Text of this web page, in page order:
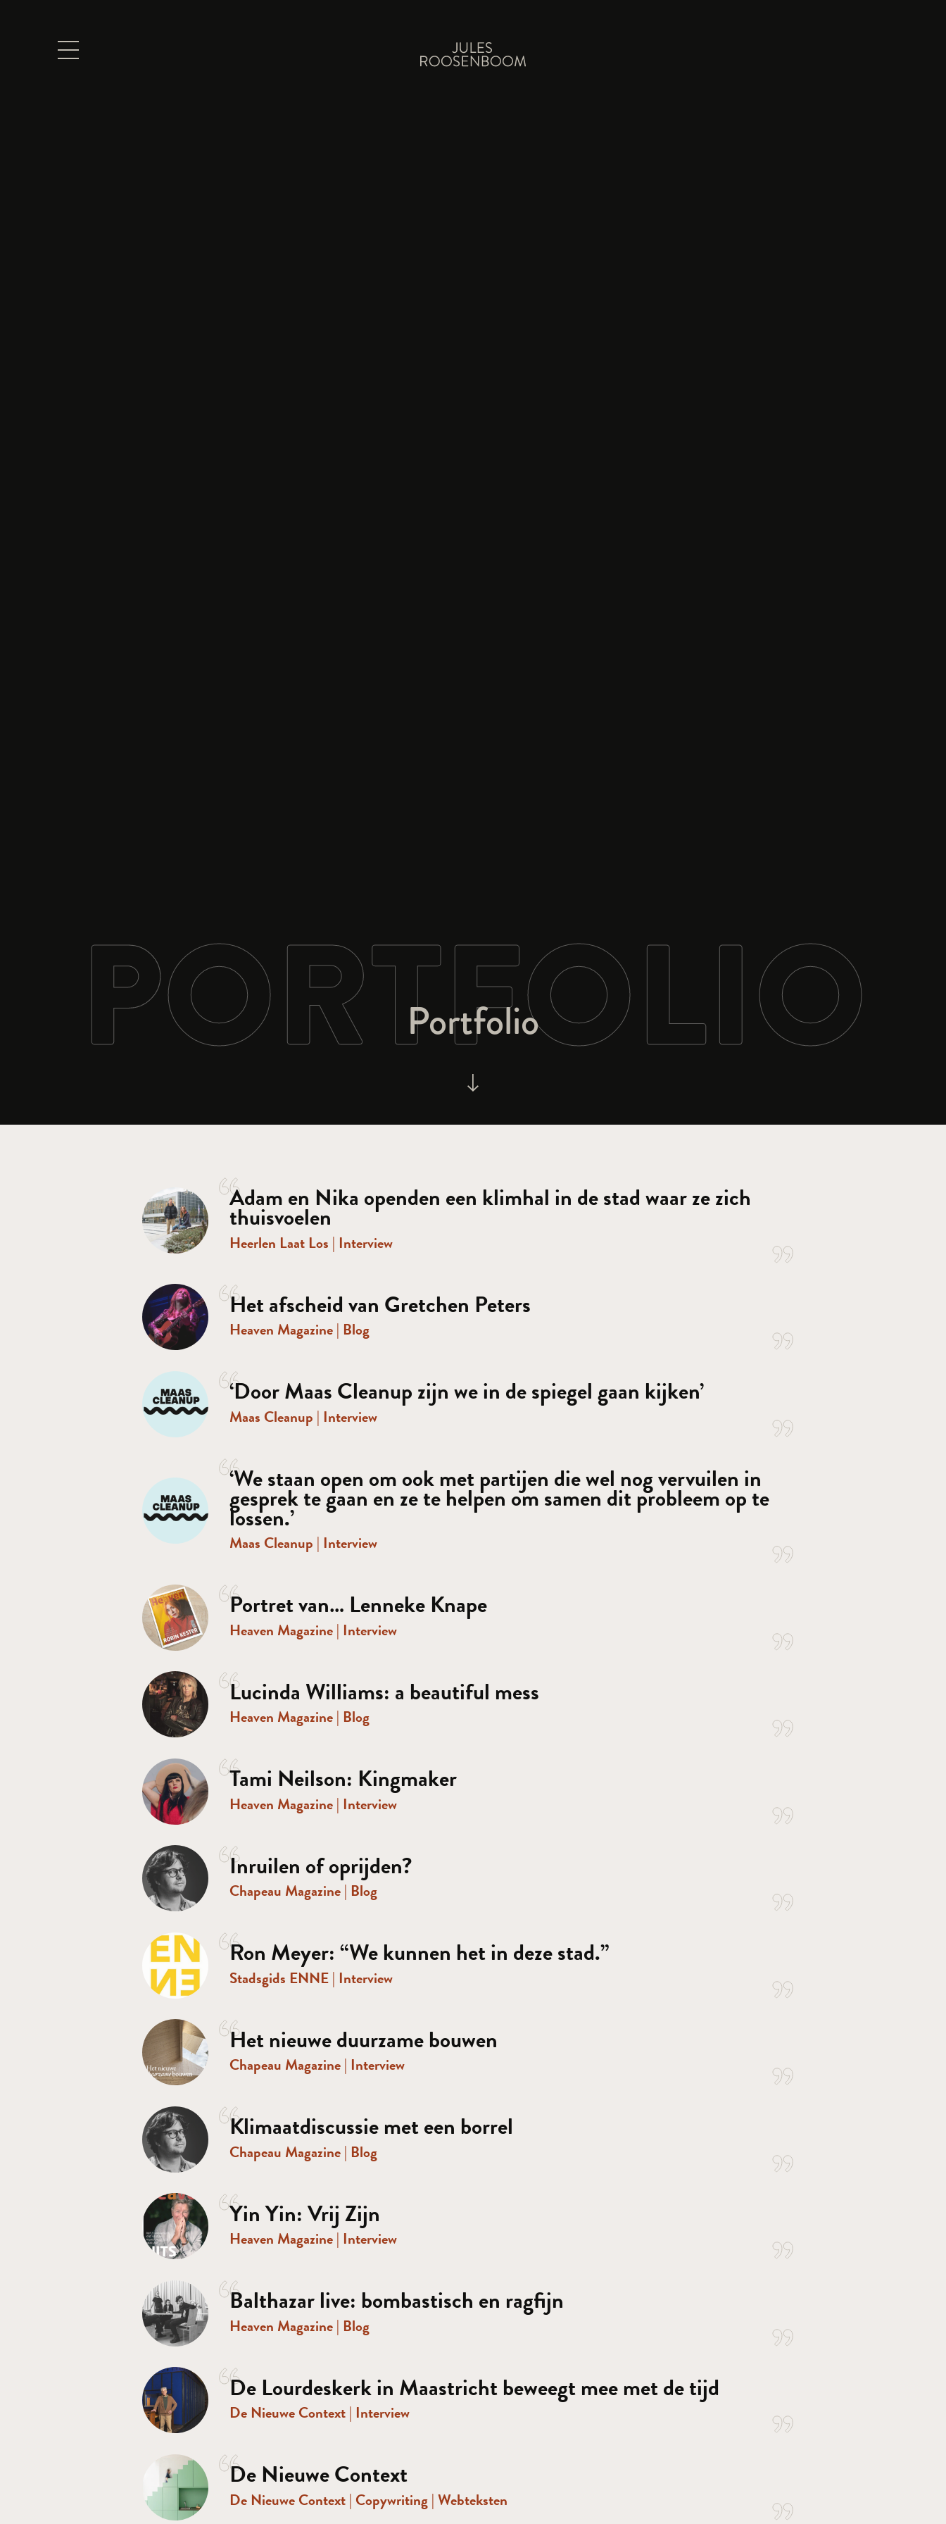
Portfolio
PORTFOLIO
Portfolio
Adam en Nika openden een klimhal in de stad waar ze zich
thuisvoelen
Heerlen Laat Los | Interview
Het afscheid van Gretchen Peters
Heaven Magazine| Blog
‘Door Maas Cleanup zijn we in de spiegel gaan kijken’
Maas Cleanup | Interview
‘We staan open om ook met partijen die wel nog vervuilen in
gesprek te gaan en ze te helpen om samen dit probleem op te
lossen.’
Maas Cleanup | Interview
Portret van… Lenneke Knape
Heaven Magazine| Interview
Lucinda Williams: a beautiful mess
Heaven Magazine| Blog
Tami Neilson: Kingmaker
Heaven Magazine| Interview
Inruilen of oprijden?
Chapeau Magazine| Blog
Ron Meyer: “We kunnen het in deze stad.”
Stadsgids ENNE| Interview
Het nieuwe duurzame bouwen
Chapeau Magazine| Interview
Klimaatdiscussie met een borrel
Chapeau Magazine| Blog
Yin Yin: Vrij Zijn
Heaven Magazine| Interview
Balthazar live: bombastisch en ragfijn
Heaven Magazine| Blog
De Lourdeskerk in Maastricht beweegt mee met de tijd
De Nieuwe Context| Interview
De Nieuwe Context
De Nieuwe Context|Copywriting|Webteksten